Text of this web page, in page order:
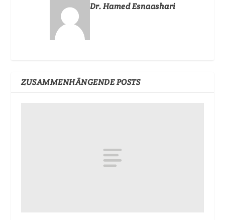
Dr. Hamed Esnaashari
ZUSAMMENHÄNGENDE POSTS